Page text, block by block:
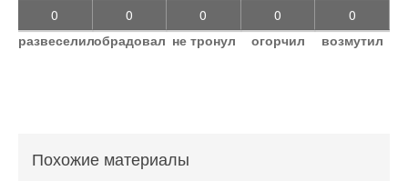
0
развеселил
0
обрадовал
0
не тронул
0
огорчил
0
возмутил
Похожие материалы